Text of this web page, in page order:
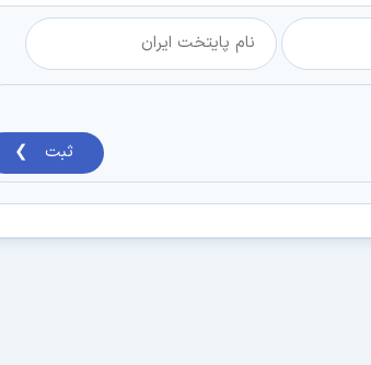
ثبت ❯